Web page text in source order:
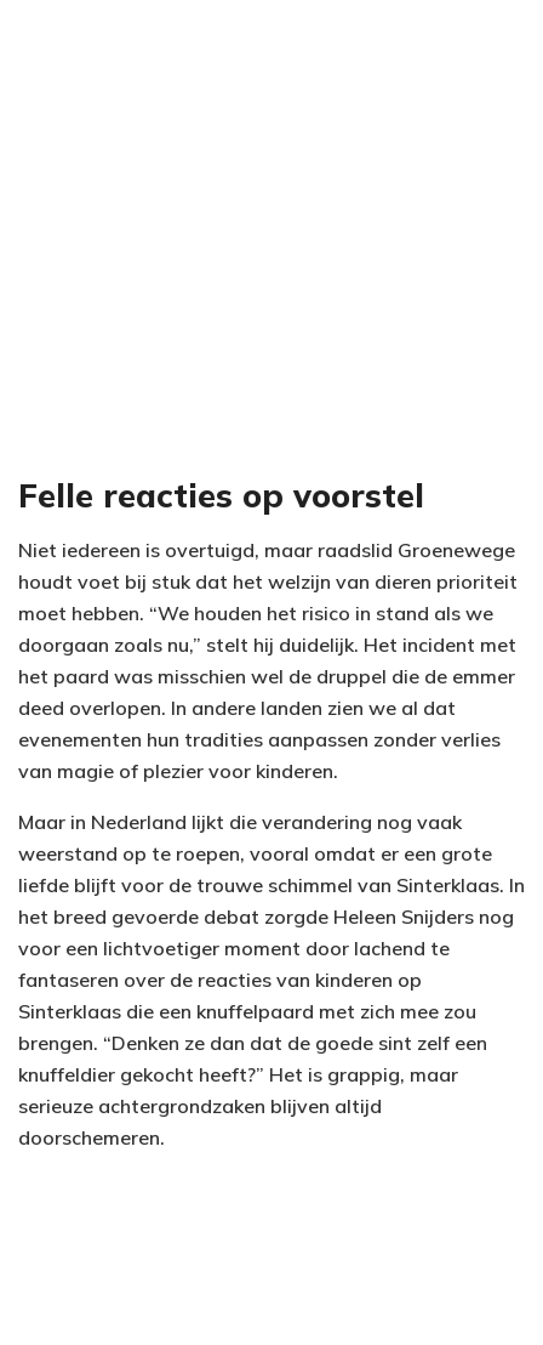
Felle reacties op voorstel
Niet iedereen is overtuigd, maar raadslid Groenewege
houdt voet bij stuk dat het welzijn van dieren prioriteit
moet hebben. “We houden het risico in stand als we
doorgaan zoals nu,” stelt hij duidelijk. Het incident met
het paard was misschien wel de druppel die de emmer
deed overlopen. In andere landen zien we al dat
evenementen hun tradities aanpassen zonder verlies
van magie of plezier voor kinderen.
Maar in Nederland lijkt die verandering nog vaak
weerstand op te roepen, vooral omdat er een grote
liefde blijft voor de trouwe schimmel van Sinterklaas. In
het breed gevoerde debat zorgde Heleen Snijders nog
voor een lichtvoetiger moment door lachend te
fantaseren over de reacties van kinderen op
Sinterklaas die een knuffelpaard met zich mee zou
brengen. “Denken ze dan dat de goede sint zelf een
knuffeldier gekocht heeft?” Het is grappig, maar
serieuze achtergrondzaken blijven altijd
doorschemeren.